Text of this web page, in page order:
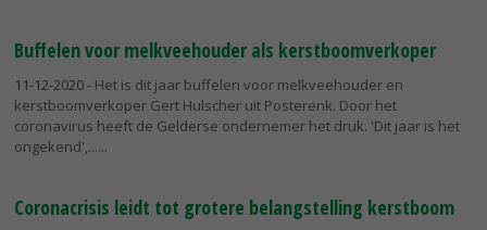
Buffelen voor melkveehouder als kerstboomverkoper
11-12-2020- Het is dit jaar buffelen voor melkveehouder en
kerstboomverkoper Gert Hulscher uit Posterenk. Door het
coronavirus heeft de Gelderse ondernemer het druk. 'Dit jaar is het
ongekend',...
Coronacrisis leidt tot grotere belangstelling kerstboom